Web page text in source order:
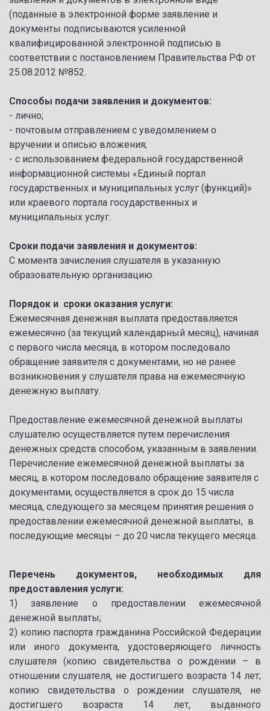
(поданные в электронной форме заявление и
документы подписываются усиленной
квалифицированной электронной подписью в
соответствии с постановлением Правительства РФ от
25.08.2012 №852.
Способы подачи заявления и документов:
- лично;
- почтовым отправлением с уведомлением о
вручении и описью вложения;
- с использованием федеральной государственной
информационной системы «Единый портал
государственных и муниципальных услуг (функций)»
или краевого портала государственных и
муниципальных услуг.
Сроки подачи заявления и документов:
С момента зачисления слушателя в указанную
образовательную организацию.
Порядок и сроки оказания услуги:
Ежемесячная денежная выплата предоставляется
ежемесячно (за текущий календарный месяц), начиная
с первого числа месяца, в котором последовало
обращение заявителя с документами, но не ранее
возникновения у слушателя права на ежемесячную
денежную выплату.
Предоставление ежемесячной денежной выплаты
слушателю осуществляется путем перечисления
денежных средств способом, указанным в заявлении.
Перечисление ежемесячной денежной выплаты за
месяц, в котором последовало обращение заявителя с
документами, осуществляется в срок до 15 числа
месяца, следующего за месяцем принятия решения о
предоставлении ежемесячной денежной выплаты, в
последующие месяцы – до 20 числа текущего месяца.
Перечень документов, необходимых для
предоставления услуги:
1) заявление о предоставлении ежемесячной
денежной выплаты;
2) копию паспорта гражданина Российской Федерации
или иного документа, удостоверяющего личность
слушателя (копию свидетельства о рождении – в
отношении слушателя, не достигшего возраста 14 лет;
копию свидетельства о рождении слушателя, не
достигшего возраста 14 лет, выданного